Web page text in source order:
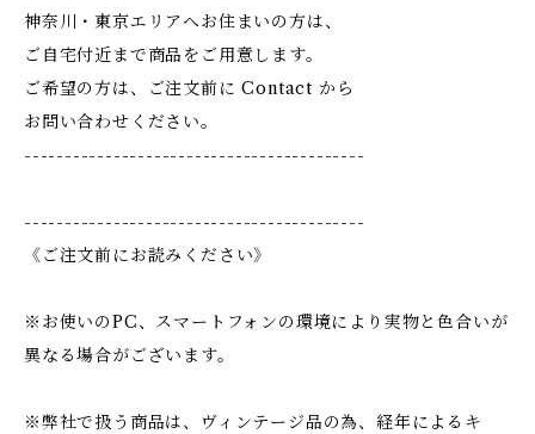
神奈川・東京エリアへお住まいの方は、
ご自宅付近まで商品をご用意します。
ご希望の方は、ご注文前に Contact から
お問い合わせください。
------------------------------------------
------------------------------------------
《ご注文前にお読みください》
※お使いのPC、スマートフォンの環境により実物と色合いが
異なる場合がございます。
※弊社で扱う商品は、ヴィンテージ品の為、経年によるキ